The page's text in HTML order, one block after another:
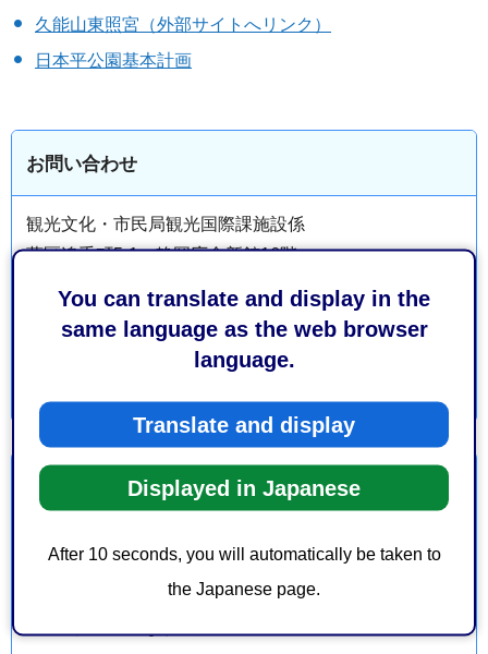
You can translate and display in the
same language as the web browser
language.
Translate and display
Displayed in Japanese
After 10 seconds, you will automatically be taken to
the Japanese page.
久能山東照宮（外部サイトへリンク）
日本平公園基本計画
お問い合わせ
観光文化・市民局観光国際課施設係
葵区追手町5-1 静岡庁舎新館16階
より良いウェブサイトにするためにみなさまのご意
見をお聞かせください
このページの情報は役に立ちましたか？
2：ふつう